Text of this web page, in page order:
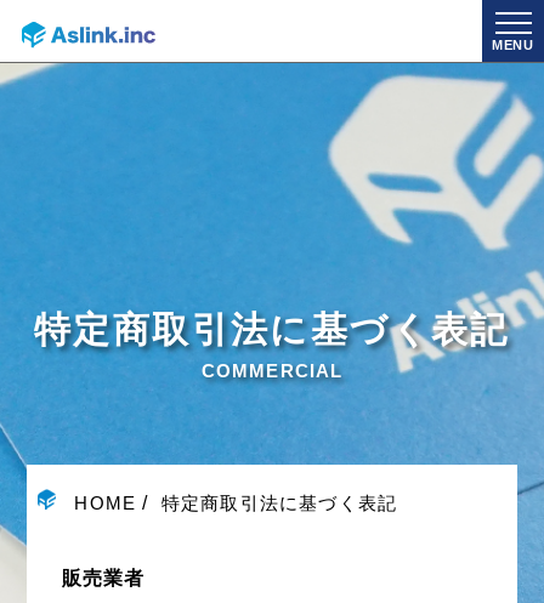
MENU
特定商取引法に基づく表記
COMMERCIAL
HOME 特定商取引法に基づく表記
販売業者